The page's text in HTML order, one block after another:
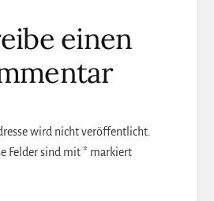
einen
wird nicht veröffentlicht.
Felder sind mit*markiert